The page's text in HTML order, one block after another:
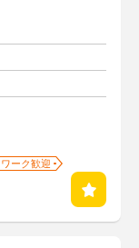
ーク歓迎